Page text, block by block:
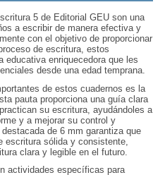
5 de Editorial GEU son una
a escribir de manera efectiva y
con el objetivo de proporcionar
de escritura, estos
educativa enriquecedora que les
desde una edad temprana.
de estos cuadernos es la
pauta proporciona una guía clara
su escritura, ayudándoles a
y a mejorar su control y
de 6 mm garantiza que
escritura sólida y consistente,
clara y legible en el futuro.
actividades específicas para